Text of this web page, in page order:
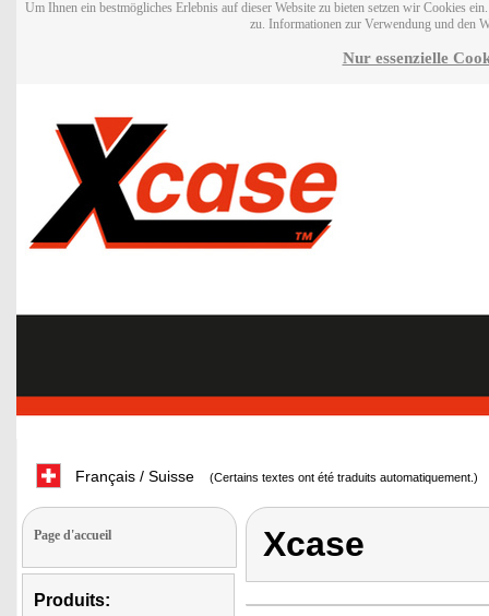
Um Ihnen ein bestmögliches Erlebnis auf dieser Website zu bieten setzen wir Cookies
zu. Informationen zur Verwendung und den
Nur essenzielle
Français / Suisse (Certains textes ont été traduits automatiquement.)
Page d'accueil
Produits:
Xcase